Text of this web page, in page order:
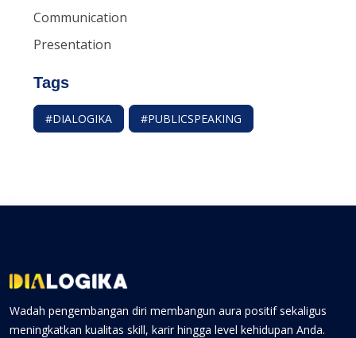
Communication
Presentation
Tags
#DIALOGIKA #PUBLICSPEAKING
Wadah pengembangan diri membangun aura positif sekaligus
meningkatkan kualitas skill, karir hingga level kehidupan Anda.